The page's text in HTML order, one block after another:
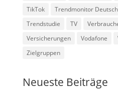
TikTok
Trendmonitor
Trendstudie
TV
Versicherungen
Vodafone
Zielgruppen
Neueste Beiträge